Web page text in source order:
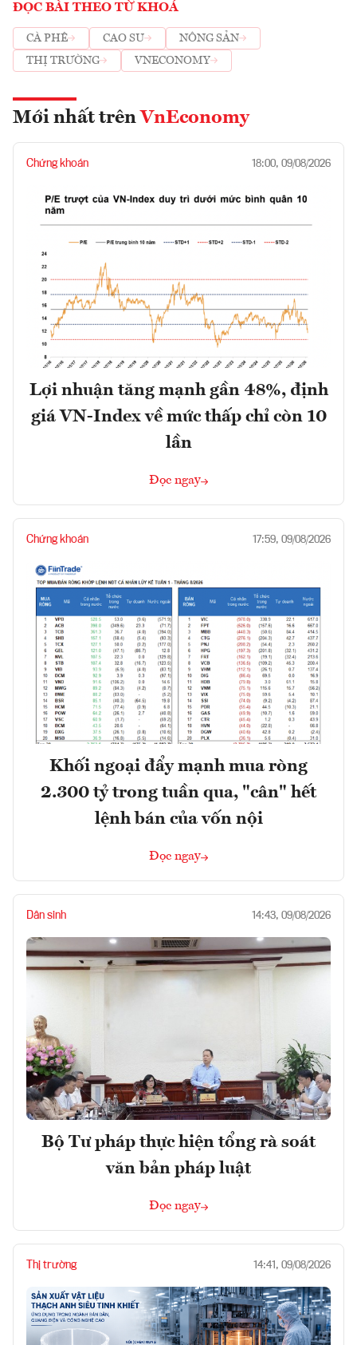
ĐỌC BÀI THEO TỪ KHOÁ
CÀ PHÊ CAO SU
NÔNG SẢN
THỊ TRƯỜNG
VNECONOMY
Mới nhất trên VnEconomy
Chứng khoán 18:00, 09/08/2026
Lợi nhuận tăng mạnh gần 48%, định
giá VN-Index về mức thấp chỉ còn 10
lần
Đọc ngay
Chứng khoán 17:59, 09/08/2026
Khối ngoại đẩy mạnh mua ròng
2.300 tỷ trong tuần qua, "cân" hết
lệnh bán của vốn nội
Đọc ngay
Dân sinh 14:43, 09/08/2026
Bộ Tư pháp thực hiện tổng rà soát
văn bản pháp luật
Đọc ngay
Thị trường 14:41, 09/08/2026